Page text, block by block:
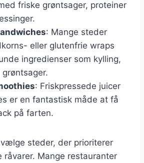
friske grøntsager, proteiner
: Mange steder
eller glutenfrie wraps
ingredienser som kylling,
: Friskpressede juicer
er en fantastisk måde at få
på farten.
steder, der prioriterer
råvarer. Mange restauranter